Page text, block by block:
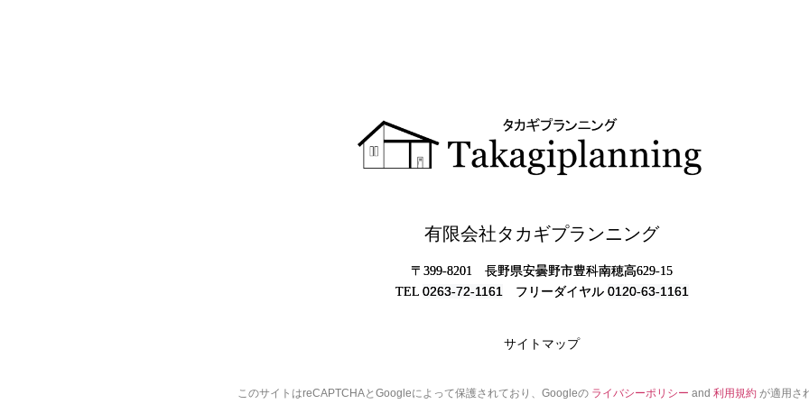
有限会社タカギプランニング
〒399-8201 長野県安曇野市豊科南穂高629-15
TEL 0263-72-1161フリーダイヤル 0120-63-1161
サイトマップ
このサイトはreCAPTCHAとGoogleによって保護されており、Googleの ライバシーポリシー and 利用規約 が適用さ